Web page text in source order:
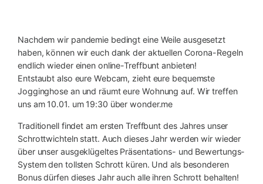
Nachdem wir pandemie bedingt eine Weile ausgesetzt
haben, können wir euch dank der aktuellen Corona-Regeln
endlich wieder einen online-Treffbunt anbieten!
Entstaubt also eure Webcam, zieht eure bequemste
Jogginghose an und räumt eure Wohnung auf. Wir treffen
uns am 10.01. um 19:30 über wonder.me
Traditionell findet am ersten Treffbunt des Jahres unser
Schrottwichteln statt. Auch dieses Jahr werden wir wieder
über unser ausgeklügeltes Präsentations- und Bewertungs-
System den tollsten Schrott küren. Und als besonderen
Bonus dürfen dieses Jahr auch alle ihren Schrott behalten!